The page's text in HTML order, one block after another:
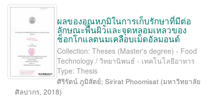
ผลของอุณหภูมิในการเก็บรักษาที่มีต่อ
ลักษณะพื้นผิวและจุดหลอมเหลวของ
ช็อกโกแลตนมเคลือบเม็ดอัลมอนด์
Collection: Theses (Master's degree) - Food
Technology / วิทยานิพนธ์ - เทคโนโลยีอาหาร
Type: Thesis
ศิริรัตน์ ภูมิสัตย์; Sirirat Phoomisat (มหาวิทยาลัย
ศิลปากร, 2018)